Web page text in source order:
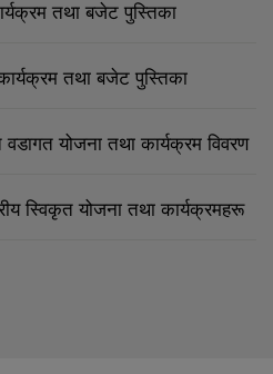
तथा बजेट पुस्तिका
तथा बजेट पुस्तिका
योजना तथा कार्यक्रम विवरण
स्विकृत योजना तथा कार्यक्रमहरू